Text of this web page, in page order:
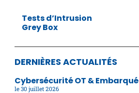
Tests d’Intrusion
Grey Box
DERNIÈRES ACTUALITÉS
Cybersécurité OT & Embarqué
30 juillet 2026